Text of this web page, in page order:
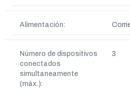
Alimentación:
Número de dispositivos
conectados
simultaneamente
(máx.):
3